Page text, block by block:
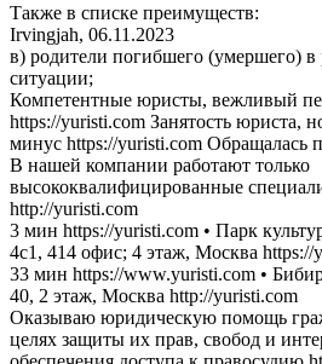
Также в списке преимуществ:
Irvingjah, 06.11.2023
в) родители погибшего (умершего) в
ситуации;
Компетентные юристы, вежливый
https://yuristi.com Занятость юриста,
минус https://yuristi.com Обращалась
В нашей компании работают только
высококвалифицированные
http://yuristi.com
3 мин https://yuristi.com • Парк
4с1, 414 офис; 4 этаж, Москва https://
33 мин https://www.yuristi.com •
40, 2 этаж, Москва http://yuristi.com
Оказываю юридическую помощь
целях защиты их прав, свобод и